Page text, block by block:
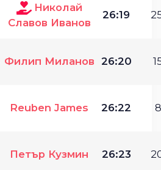
Николай
Славов Иванов
26:19
Филип Миланов 26:20
Reuben James 26:22
Петър Кузмин 26:23